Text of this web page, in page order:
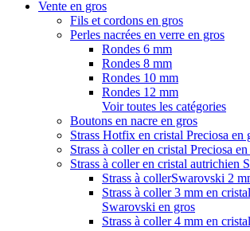
Vente en gros
Fils et cordons en gros
Perles nacrées en verre en gros
Rondes 6 mm
Rondes 8 mm
Rondes 10 mm
Rondes 12 mm
Voir toutes les catégories
Boutons en nacre en gros
Strass Hotfix en cristal Preciosa en
Strass à coller en cristal Preciosa
Strass à coller en cristal autrichien
Strass à collerSwarovski 2
Strass à coller 3 mm en
Swarovski en gros
Strass à coller 4 mm en